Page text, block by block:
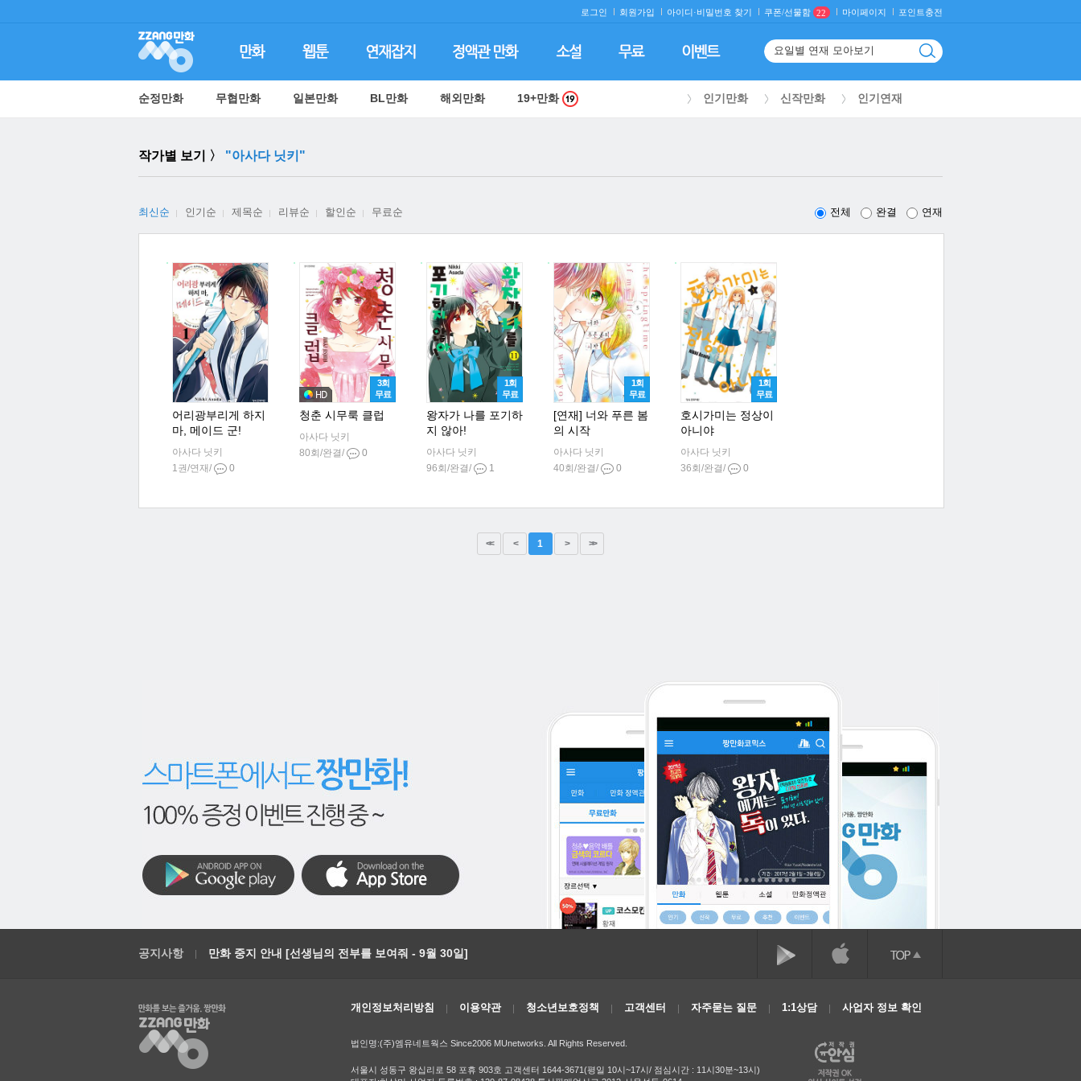
로그인 회원가입 아이디·비밀번호 찾기 쿠폰/선물함 22 마이페이지 포인트충전
순정만화 무협만화 일본만화 BL만화 해외만화 19+만화 인기만화 신작만화 인기연재
작가별 보기 〉 "아사다 닛키"
최신순 인기순 제목순 리뷰순 할인순 무료순 전체 완결 연재
어리광부리게 하지
마, 메이드 군!
아사다 닛키
1권/연재/
0
3회
무료
청춘 시무룩 클럽
아사다 닛키
80회/완결/
0
1회
무료
왕자가 나를 포기하
지 않아!
아사다 닛키
96회/완결/
1
1회
무료
[연재] 너와 푸른 봄
의 시작
아사다 닛키
40회/완결/
0
1회
무료
호시가미는 정상이
아니야
아사다 닛키
36회/완결/
0
<< < 1 > >>
공지사항 만화 중지 안내 [선생님의 전부를 보여줘 - 9월 30일]
개인정보처리방침 이용약관 청소년보호정책 고객센터 자주묻는 질문 1:1상담 사업자 정보 확인
법인명:(주)엠유네트웍스 Since2006 MUnetworks. All Rights Reserved.
서울시 성동구 왕십리로 58 포휴 903호 고객센터 1644-3671(평일 10시~17시/ 점심시간 : 11시30분~13시)